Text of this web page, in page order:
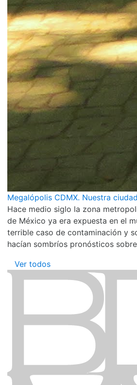
Megalópolis CDMX. Nuestra
Hace medio siglo la zona
de México ya era expuesta en el
terrible caso de contaminación y
hacían sombríos pronósticos
Ver todos